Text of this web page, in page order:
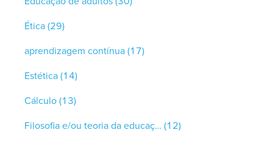
Ética(29)
aprendizagem contínua(17)
Estética(14)
Cálculo(13)
Filosofia e/ou teoria da educação (12)